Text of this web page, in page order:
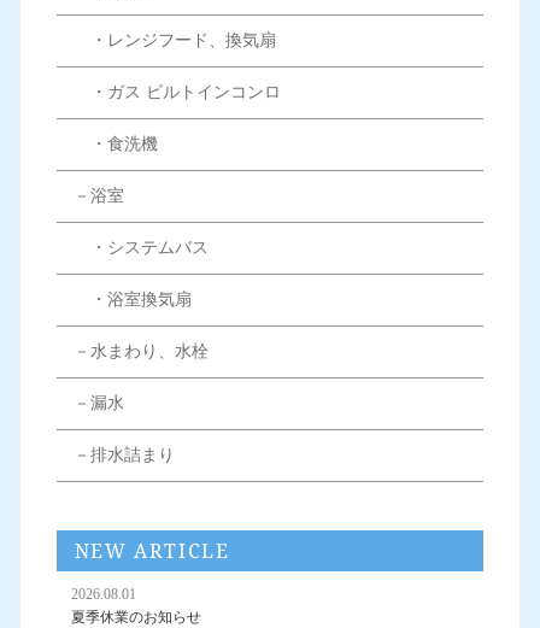
・レンジフード、換気扇
・ガス ビルトインコンロ
・食洗機
－浴室
・システムバス
・浴室換気扇
－水まわり、水栓
－漏水
－排水詰まり
NEW ARTICLE
2026.08.01
夏季休業のお知らせ